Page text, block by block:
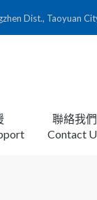
Dist., Taoyuan
聯絡我們
Contact